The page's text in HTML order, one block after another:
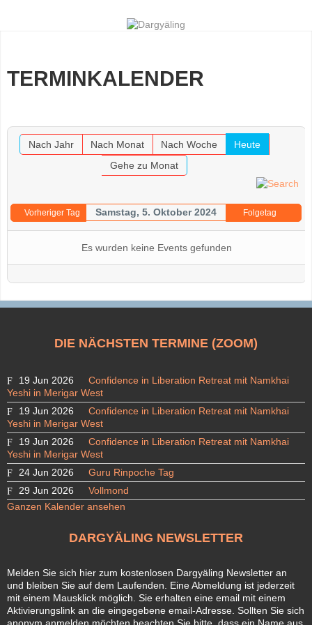
TERMINKALENDER
Nach Jahr Nach Monat Nach Woche
Heute
Gehe zu Monat
Vorheriger Tag Samstag, 5. Oktober 2024 Folgetag
Es wurden keine Events gefunden
DIE NÄCHSTEN TERMINE (ZOOM)
19 Jun 2026
Confidence in Liberation Retreat mit Namkhai
Yeshi in Merigar West
19 Jun 2026
Confidence in Liberation Retreat mit Namkhai
Yeshi in Merigar West
19 Jun 2026
Confidence in Liberation Retreat mit Namkhai
Yeshi in Merigar West
24 Jun 2026
Guru Rinpoche Tag
29 Jun 2026
Vollmond
Ganzen Kalender ansehen
DARGYÄLING NEWSLETTER
Melden Sie sich hier zum kostenlosen Dargyäling Newsletter an
und bleiben Sie auf dem Laufenden. Eine Abmeldung ist jederzeit
mit einem Mausklick möglich. Sie erhalten eine email mit einem
Aktivierungslink an die eingegebene email-Adresse. Sollten Sie sich
anonym anmelden möchten beachten Sie bitte, dass ein Name aus